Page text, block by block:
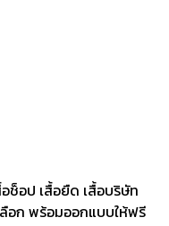
ช็อป เสื้อยืด เสื้อบริษัท
อก พร้อมออกแบบให้ฟรี